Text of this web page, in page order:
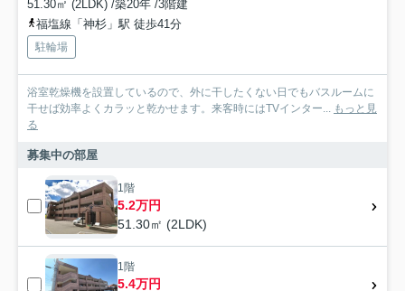
51.30㎡ (2LDK) /築20年 /3階建
福塩線「神杉」駅 徒歩41分
駐輪場
浴室乾燥機を設置しているので、外に干したくない日でもバスルームに
干せば効率よくカラッと乾かせます。来客時にはTVインター... もっと見
る
募集中の部屋
1階
5.2万円
51.30㎡ (2LDK)
1階
5.4万円